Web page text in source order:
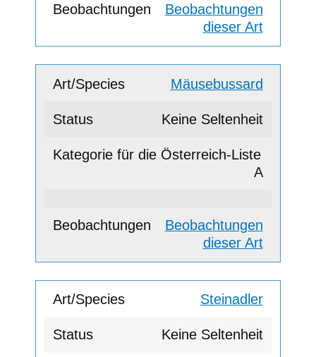
Beobachtungen
dieser Art
Mäusebussard
Keine Seltenheit
A
Beobachtungen
dieser Art
Steinadler
Keine Seltenheit